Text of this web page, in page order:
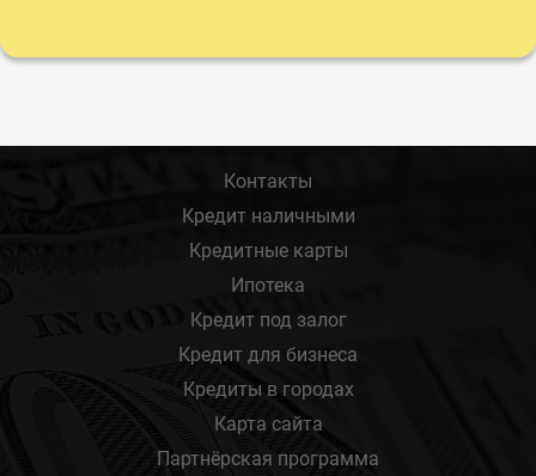
Контакты
Кредит наличными
Кредитные карты
Ипотека
Кредит под залог
Кредит для бизнеса
Кредиты в городах
Карта сайта
Партнёрская программа